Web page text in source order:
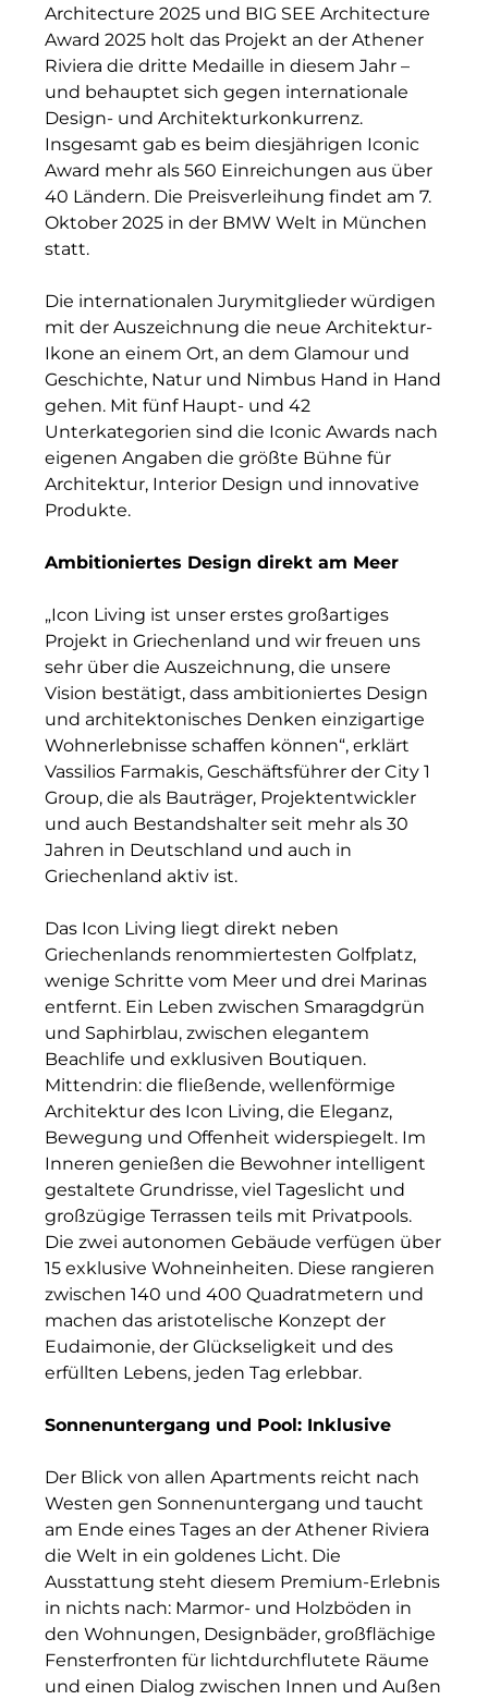
H2Global
Hallberger Kultursommer
HERZOG MAX
Hausbank München
Hotel Königshof München GmbH & Co. KG
INAI
Initiative Central Quartier
Interhyp
KERNenergie GmbH
Kollitsch Invest
Lenbachhaus
magna asset management ag
Malerei & Auftragsmalerei Nikolaus Kriese
MünchenBau
Munich Airport Business Park
Münchner Wohnen
Münchner Wohnen
National Center for Waste Management
Neuhausen Neudenken
Optima_Hammer
PAULUS Immobiliengruppe
Pembroke
Quartier am Bahnhof Taufkirchen
R&S Immobilienmanagement GmbH
RE/MAX Germany
Rock Capital Group
Scoperty
Scrivo Communications
Timber Factory
UBM Development
The Q
The Scandinavian Ensemble
The Stack
Architecture 2025 und BIG SEE Architecture
Award 2025 holt das Projekt an der Athener
Riviera die dritte Medaille in diesem Jahr –
und behauptet sich gegen internationale
Design- und Architekturkonkurrenz.
Insgesamt gab es beim diesjährigen Iconic
Award mehr als 560 Einreichungen aus über
40 Ländern. Die Preisverleihung findet am 7.
Oktober 2025 in der BMW Welt in München
statt.
Die internationalen Jurymitglieder würdigen
mit der Auszeichnung die neue Architektur-
Ikone an einem Ort, an dem Glamour und
Geschichte, Natur und Nimbus Hand in Hand
gehen. Mit fünf Haupt- und 42
Unterkategorien sind die Iconic Awards nach
eigenen Angaben die größte Bühne für
Architektur, Interior Design und innovative
Produkte.
Ambitioniertes Design direkt am Meer
„Icon Living ist unser erstes großartiges
Projekt in Griechenland und wir freuen uns
sehr über die Auszeichnung, die unsere
Vision bestätigt, dass ambitioniertes Design
und architektonisches Denken einzigartige
Wohnerlebnisse schaffen können“, erklärt
Vassilios Farmakis, Geschäftsführer der City 1
Group, die als Bauträger, Projektentwickler
und auch Bestandshalter seit mehr als 30
Jahren in Deutschland und auch in
Griechenland aktiv ist.
Das Icon Living liegt direkt neben
Griechenlands renommiertesten Golfplatz,
wenige Schritte vom Meer und drei Marinas
entfernt. Ein Leben zwischen Smaragdgrün
und Saphirblau, zwischen elegantem
Beachlife und exklusiven Boutiquen.
Mittendrin: die fließende, wellenförmige
Architektur des Icon Living, die Eleganz,
Bewegung und Offenheit widerspiegelt. Im
Inneren genießen die Bewohner intelligent
gestaltete Grundrisse, viel Tageslicht und
großzügige Terrassen teils mit Privatpools.
Die zwei autonomen Gebäude verfügen über
15 exklusive Wohneinheiten. Diese rangieren
zwischen 140 und 400 Quadratmetern und
machen das aristotelische Konzept der
Eudaimonie, der Glückseligkeit und des
erfüllten Lebens, jeden Tag erlebbar.
Sonnenuntergang und Pool: Inklusive
Der Blick von allen Apartments reicht nach
Westen gen Sonnenuntergang und taucht
am Ende eines Tages an der Athener Riviera
die Welt in ein goldenes Licht. Die
Ausstattung steht diesem Premium-Erlebnis
in nichts nach: Marmor- und Holzböden in
den Wohnungen, Designbäder, großflächige
Fensterfronten für lichtdurchflutete Räume
und einen Dialog zwischen Innen und Außen